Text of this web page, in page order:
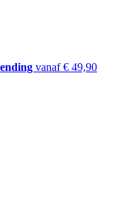
vanaf € 49,90